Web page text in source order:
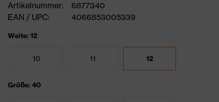
Artikelnummer:
6877340
EAN / UPC:
4066853005339
Weite: 12
10 11 12
Größe: 40